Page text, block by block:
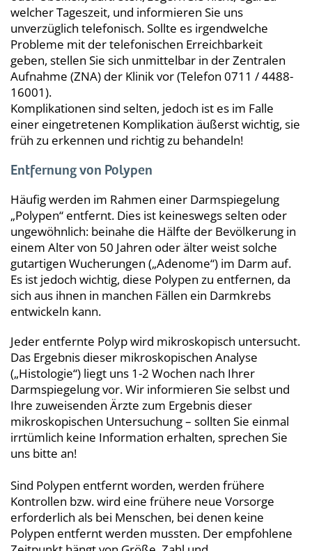
welcher Tageszeit, und informieren Sie uns
unverzüglich telefonisch. Sollte es irgendwelche
Probleme mit der telefonischen Erreichbarkeit
geben, stellen Sie sich unmittelbar in der Zentralen
Aufnahme (ZNA) der Klinik vor (Telefon 0711 / 4488-
16001).
Komplikationen sind selten, jedoch ist es im Falle
einer eingetretenen Komplikation äußerst wichtig, sie
früh zu erkennen und richtig zu behandeln!
Entfernung von Polypen
Häufig werden im Rahmen einer Darmspiegelung
„Polypen“ entfernt. Dies ist keineswegs selten oder
ungewöhnlich: beinahe die Hälfte der Bevölkerung in
einem Alter von 50 Jahren oder älter weist solche
gutartigen Wucherungen („Adenome“) im Darm auf.
Es ist jedoch wichtig, diese Polypen zu entfernen, da
sich aus ihnen in manchen Fällen ein Darmkrebs
entwickeln kann.
Jeder entfernte Polyp wird mikroskopisch untersucht.
Das Ergebnis dieser mikroskopischen Analyse
(„Histologie“) liegt uns 1-2 Wochen nach Ihrer
Darmspiegelung vor. Wir informieren Sie selbst und
Ihre zuweisenden Ärzte zum Ergebnis dieser
mikroskopischen Untersuchung – sollten Sie einmal
irrtümlich keine Information erhalten, sprechen Sie
uns bitte an!
Sind Polypen entfernt worden, werden frühere
Kontrollen bzw. wird eine frühere neue Vorsorge
erforderlich als bei Menschen, bei denen keine
Polypen entfernt werden mussten. Der empfohlene